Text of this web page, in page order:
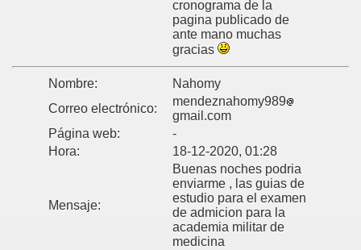
cronograma de la
pagina publicado de
ante mano muchas
gracias
Nombre:
Nahomy
Correo electrónico:
mendeznahomy989
gmail.com
Página web:
-
Hora:
18-12-2020, 01:28
Mensaje:
Buenas noches podria
enviarme , las guias de
estudio para el examen
de admicion para la
academia militar de
medicina